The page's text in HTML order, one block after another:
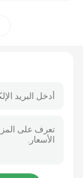
تعزيز مكيف الهواء
آلة تكييف المبرد